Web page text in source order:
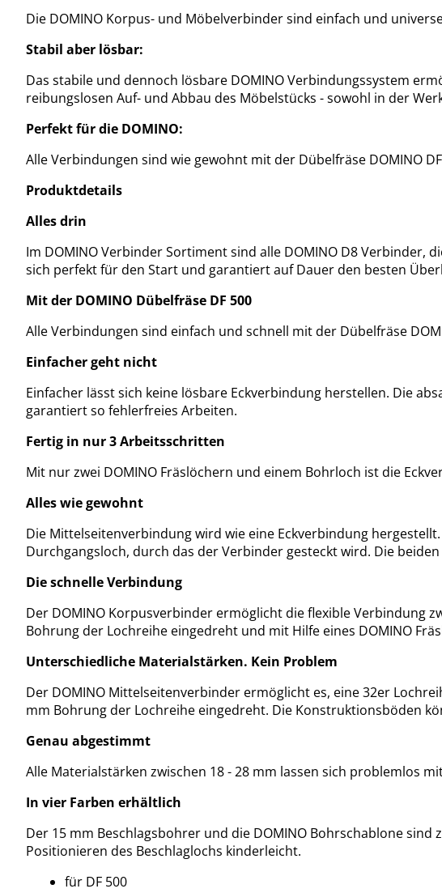
Die DOMINO Korpus- und Möbelverbinder sind einfach und
Stabil aber lösbar:
Das stabile und dennoch lösbare DOMINO Verbindungssystem
reibungslosen Auf- und Abbau des Möbelstücks - sowohl in der
Perfekt für die DOMINO:
Alle Verbindungen sind wie gewohnt mit der Dübelfräse DOMINO
Produktdetails
Alles drin
Im DOMINO Verbinder Sortiment sind alle DOMINO D8 Verbinder,
sich perfekt für den Start und garantiert auf Dauer den besten
Mit der DOMINO Dübelfräse DF 500
Alle Verbindungen sind einfach und schnell mit der Dübelfräse
Einfacher geht nicht
Einfacher lässt sich keine lösbare Eckverbindung herstellen. Die
garantiert so fehlerfreies Arbeiten.
Fertig in nur 3 Arbeitsschritten
Mit nur zwei DOMINO Fräslöchern und einem Bohrloch ist die
Alles wie gewohnt
Die Mittelseitenverbindung wird wie eine Eckverbindung
Durchgangsloch, durch das der Verbinder gesteckt wird. Die
Die schnelle Verbindung
Der DOMINO Korpusverbinder ermöglicht die flexible Verbindung
Bohrung der Lochreihe eingedreht und mit Hilfe eines DOMINO
Unterschiedliche Materialstärken. Kein Problem
Der DOMINO Mittelseitenverbinder ermöglicht es, eine 32er
mm Bohrung der Lochreihe eingedreht. Die Konstruktionsböden
Genau abgestimmt
Alle Materialstärken zwischen 18 - 28 mm lassen sich problemlos
In vier Farben erhältlich
Der 15 mm Beschlagsbohrer und die DOMINO Bohrschablone
Positionieren des Beschlaglochs kinderleicht.
für DF 500